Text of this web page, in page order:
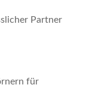
Partner
für